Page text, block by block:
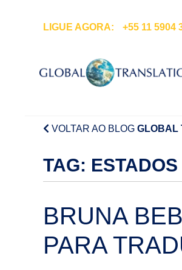
LIGUE AGORA:
+55 11 5904
VOLTAR AO BLOG GLOBAL
TAG:
BRUNA
PARA